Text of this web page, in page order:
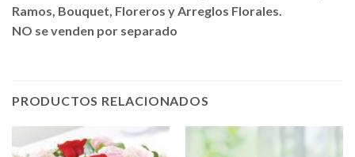
Ramos, Bouquet, Floreros y Arreglos Florales.
NO se venden por separado
PRODUCTOS RELACIONADOS